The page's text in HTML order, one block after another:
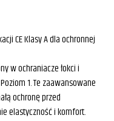
CE Klasy A dla ochronnej
w ochraniacze łokci i
1. Te zaawansowane
ochronę przed
elastyczność i komfort.